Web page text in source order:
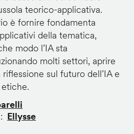
teorico-applicativa.
è fornire fondamenta
della tematica,
modo l’IA sta
molti settori, aprire
sul futuro dell’IA e
Ellysse